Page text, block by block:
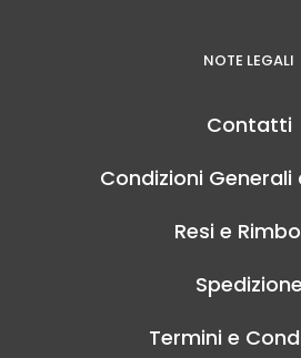
NOTE LEGALI
Contatti
Condizioni Generali
Resi e
Spedizione
Termini e